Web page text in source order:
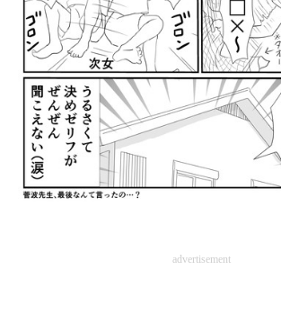
IT製品の技術・比較・事例
製造業のIT導入・活用を支援
モノづくり技術者専門サイト
エレクトロニクス専門サイト
電子設計の基本と応用
建設×テクノロジーの最前線
advertisement